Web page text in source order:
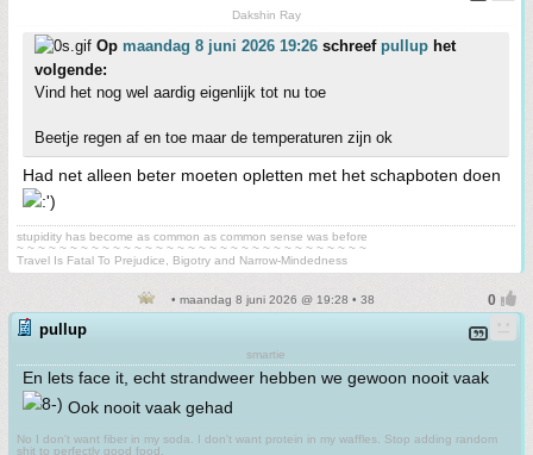
Dakshin Ray
Op maandag 8 juni 2026 19:26 schreef pullup het
volgende:
Vind het nog wel aardig eigenlijk tot nu toe
Beetje regen af en toe maar de temperaturen zijn ok
Had net alleen beter moeten opletten met het schapboten doen
stupidity has become as common as common sense was before
~ ~ ~ ~ ~ ~ ~ ~ ~ ~ ~ ~ ~ ~ ~ ~ ~ ~ ~ ~ ~ ~ ~ ~ ~ ~ ~ ~ ~ ~ ~ ~ ~
Travel Is Fatal To Prejudice, Bigotry and Narrow-Mindedness
• maandag 8 juni 2026 @ 19:28 • 38
pullup
smartie
En lets face it, echt strandweer hebben we gewoon nooit vaak
Ook nooit vaak gehad
No I don't want fiber in my soda. I don't want protein in my waffles. Stop adding random
shit to perfectly good food.